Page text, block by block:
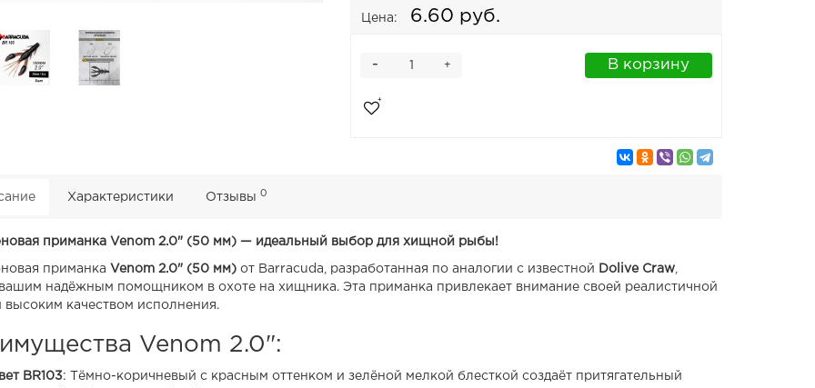
Цена: 6.60 руб.
+
- В корзину
Характеристики Отзывы 0
приманка Venom 2.0" (50 мм) — идеальный выбор для хищной рыбы!
приманка Venom 2.0" (50 мм)от Barracuda, разработанная по аналогии с известной Dolive Craw,
вашим надёжным помощником в охоте на хищника. Эта приманка привлекает внимание своей реалистичной
высоким качеством исполнения.
Venom 2.0":
BR103: Тёмно-коричневый с красным оттенком и зелёной мелкой блесткой создаёт притягательный